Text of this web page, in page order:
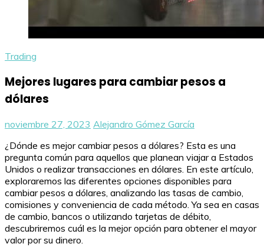
Trading
Mejores lugares para cambiar pesos a
dólares
noviembre 27, 2023 Alejandro Gómez García
¿Dónde es mejor cambiar pesos a dólares? Esta es una
pregunta común para aquellos que planean viajar a Estados
Unidos o realizar transacciones en dólares. En este artículo,
exploraremos las diferentes opciones disponibles para
cambiar pesos a dólares, analizando las tasas de cambio,
comisiones y conveniencia de cada método. Ya sea en casas
de cambio, bancos o utilizando tarjetas de débito,
descubriremos cuál es la mejor opción para obtener el mayor
valor por su dinero.